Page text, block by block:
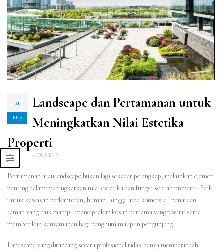
11
May
Landscape dan Pertamanan untuk
Meningkatkan Nilai Estetika
Properti
0 COMMENTS
Pertamanan atau landscape bukan lagi sekadar pelengkap, melainkan elemen
penting dalam meningkatkan nilai estetika dan fungsi sebuah properti. Baik
untuk kawasan perkantoran, hunian, hingga area komersial, penataan
taman yang baik mampu menciptakan kesan pertama yang positif serta
memberikan kenyamanan bagi penghuni maupun pengunjung.
Landscape yang dirancang secara profesional tidak hanya memperindah